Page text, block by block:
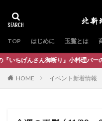
TOP はじめに 玉鬘とは
断り』小料理バーの内側をこっそ
HOME イベント新着情報